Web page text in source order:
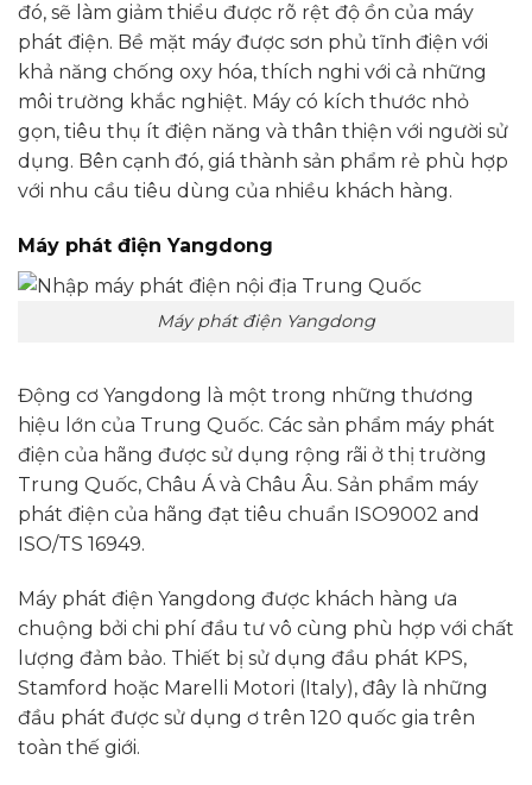
đó, sẽ làm giảm thiểu được rõ rệt độ ồn của máy
phát điện. Bề mặt máy được sơn phủ tĩnh điện với
khả năng chống oxy hóa, thích nghi với cả những
môi trường khắc nghiệt. Máy có kích thước nhỏ
gọn, tiêu thụ ít điện năng và thân thiện với người sử
dụng. Bên cạnh đó, giá thành sản phẩm rẻ phù hợp
với nhu cầu tiêu dùng của nhiều khách hàng.
Máy phát điện Yangdong
Máy phát điện Yangdong
Động cơ Yangdong là một trong những thương
hiệu lớn của Trung Quốc. Các sản phẩm máy phát
điện của hãng được sử dụng rộng rãi ở thị trường
Trung Quốc, Châu Á và Châu Âu. Sản phẩm máy
phát điện của hãng đạt tiêu chuẩn ISO9002 and
ISO/TS 16949.
Máy phát điện Yangdong được khách hàng ưa
chuộng bởi chi phí đầu tư vô cùng phù hợp với chất
lượng đảm bảo. Thiết bị sử dụng đầu phát KPS,
Stamford hoặc Marelli Motori (Italy), đây là những
đầu phát được sử dụng ơ trên 120 quốc gia trên
toàn thế giới.